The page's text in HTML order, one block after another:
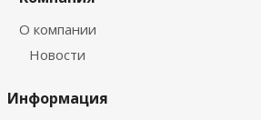
О компании
Новости
Информация